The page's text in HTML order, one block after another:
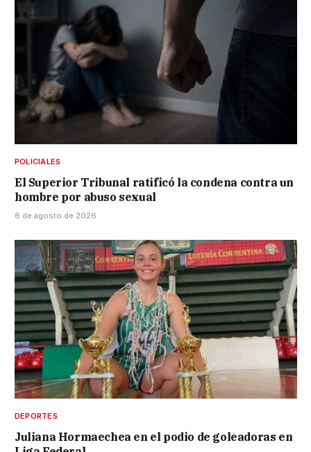
POLICIALES
El Superior Tribunal ratificó la condena contra un
hombre por abuso sexual
6 de agosto de 2026
DEPORTES
Juliana Hormaechea en el podio de goleadoras en